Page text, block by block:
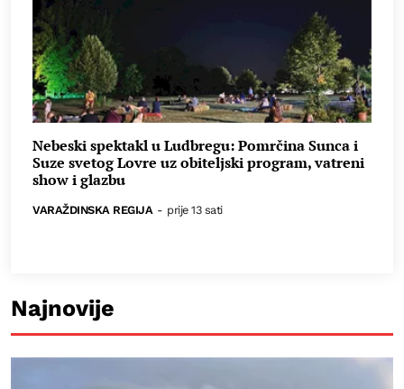
Nebeski spektakl u Ludbregu: Pomrčina Sunca i
Suze svetog Lovre uz obiteljski program, vatreni
show i glazbu
VARAŽDINSKA REGIJA - prije 13 sati
Najnovije